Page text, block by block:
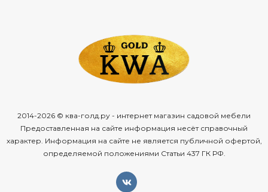
2014-2026 © ква-голд.ру - интернет магазин садовой мебели
Предоставленная на сайте информация несёт справочный
характер. Информация на сайте не является публичной офертой,
определяемой положениями Статьи 437 ГК РФ.